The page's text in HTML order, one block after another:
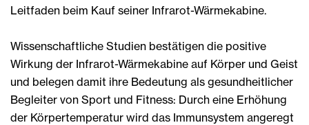
Leitfaden beim Kauf seiner Infrarot-Wärmekabine.
Wissenschaftliche Studien bestätigen die positive
Wirkung der Infrarot-Wärmekabine auf Körper und Geist
und belegen damit ihre Bedeutung als gesundheitlicher
Begleiter von Sport und Fitness: Durch eine Erhöhung
der Körpertemperatur wird das Immunsystem angeregt